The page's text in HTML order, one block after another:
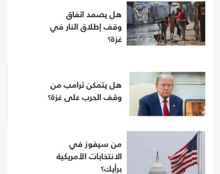
هل يصمد اتفاق
وقف إطلاق النار في
غزة؟
هل يتمكن ترامب من
وقف الحرب على غزة؟
من سيفوز في
الانتخابات الأمريكية
برأيك؟